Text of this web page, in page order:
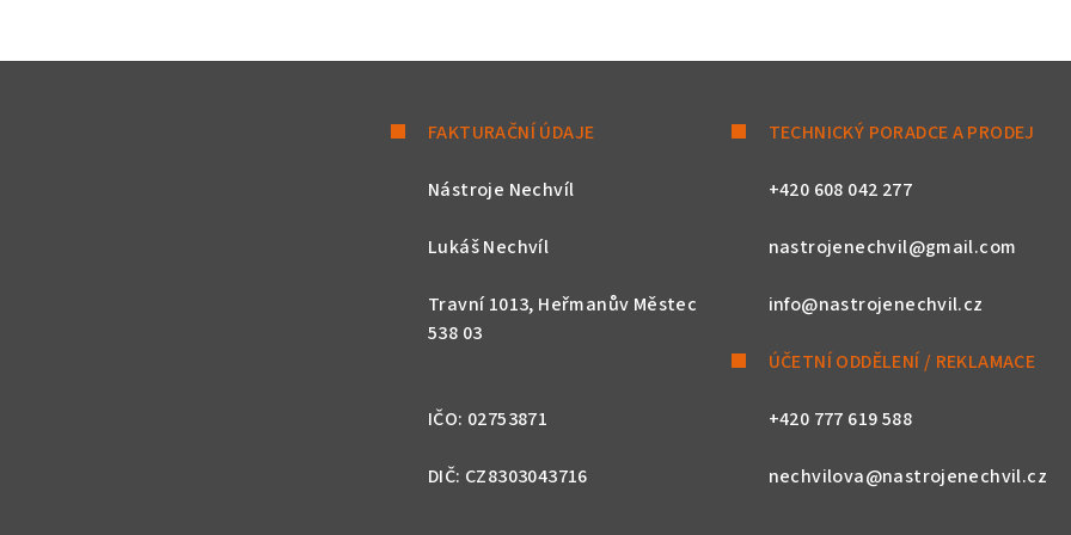
FAKTURAČNÍ ÚDAJE
Nástroje Nechvíl
Lukáš Nechvíl
Travní 1013, Heřmanův Městec
538 03
IČO: 02753871
DIČ: CZ8303043716
TECHNICKÝ PORADCE A PRODEJ
+420 608 042 277
nastrojenechvil@gmail.com
info@nastrojenechvil.cz
ÚČETNÍ ODDĚLENÍ / REKLAMACE
+420 777 619 588
nechvilova@nastrojenechvil.cz